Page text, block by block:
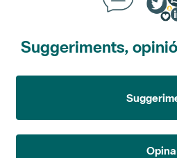
Suggeriments,
Opina